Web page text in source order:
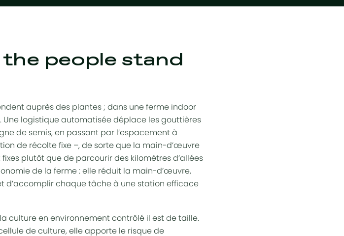
people stand
auprès des plantes ; dans une ferme indoor
Une logistique automatisée déplace les gouttières
de semis, en passant par l’espacement à
de récolte fixe –, de sorte que la main-d’œuvre
plutôt que de parcourir des kilomètres d’allées
de la ferme : elle réduit la main-d’œuvre,
d’accomplir chaque tâche à une station efficace
culture en environnement contrôlé il est de taille.
de culture, elle apporte le risque de